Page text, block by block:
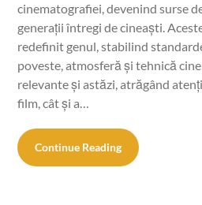
cinematografiei, devenind surse
generații întregi de cineaști.
redefinit genul, stabilind
poveste, atmosferă și tehnică
relevante și astăzi, atrăgând
film, cât și a…
Continue Reading